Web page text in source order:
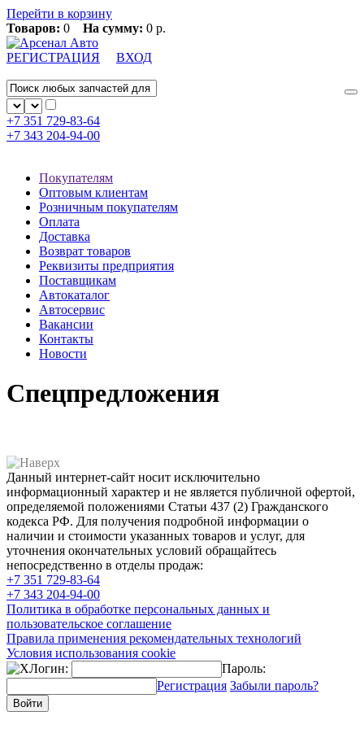
Перейти в корзину
Товаров: 0 На сумму: 0 р.
РЕГИСТРАЦИЯ ВХОД
+7 351 729-83-64
+7 343 204-94-00
Покупателям
Оптовым клиентам
Розничным покупателям
Оплата
Доставка
Возврат товаров
Реквизиты предприятия
Поставщикам
Автокаталог
Автосервис
Вакансии
Контакты
Новости
Спецпредложения
Данный интернет-сайт носит исключительно
информационный характер и не является публичной офертой,
определяемой положениями Статьи 437 (2) Гражданского
кодекса РФ. Для получения подробной информации о
наличии и стоимости указанных товаров и услуг, для
уточнения окончательных условий обращайтесь
непосредственно в отделы продаж:
+7 351 729-83-64
+7 343 204-94-00
Политика в обработке персональных данных и
пользовательское соглашение
Правила применения рекомендательных технологий
Условия использования cookie
Логин:
Пароль:
Регистрация Забыли пароль?